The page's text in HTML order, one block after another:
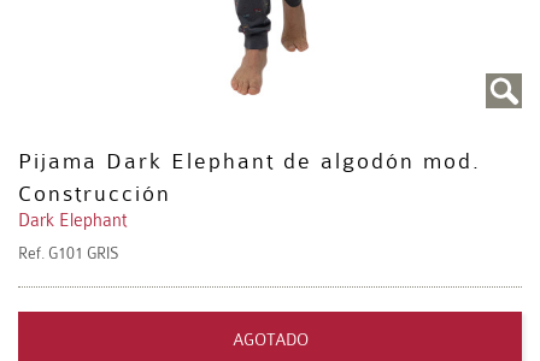
Pijama Dark Elephant de algodón mod.
Construcción
Dark Elephant
Ref. G101 GRIS
AGOTADO